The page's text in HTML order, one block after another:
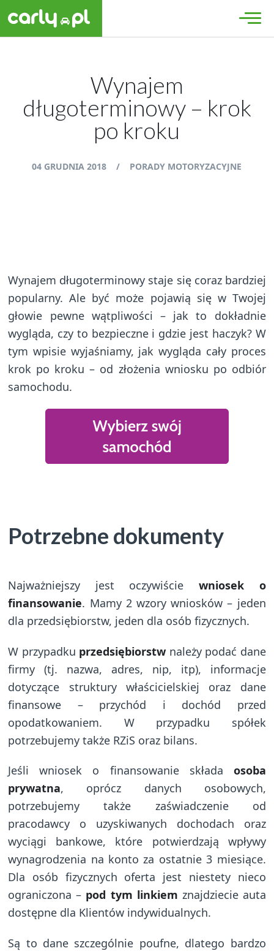
Wynajem
długoterminowy – krok
po kroku
04 GRUDNIA 2018 / PORADY MOTORYZACYJNE
Wynajem długoterminowy staje się coraz bardziej
popularny. Ale być może pojawią się w Twojej
głowie pewne wątpliwości – jak to dokładnie
wygląda, czy to bezpieczne i gdzie jest haczyk? W
tym wpisie wyjaśniamy, jak wygląda cały proces
krok po kroku – od złożenia wniosku po odbiór
samochodu.
Potrzebne dokumenty
Najważniejszy jest oczywiściewniosek o
finansowanie. Mamy 2 wzory wniosków – jeden
dla przedsiębiorstw, jeden dla osób fizycznych.
W przypadku przedsiębiorstw należy podać dane
firmy (tj. nazwa, adres, nip, itp), informacje
dotyczące struktury właścicielskiej oraz dane
finansowe – przychód i dochód przed
opodatkowaniem. W przypadku spółek
potrzebujemy także RZiS oraz bilans.
Jeśli wniosek o finansowanie składa osoba
prywatna, oprócz danych osobowych,
potrzebujemy także zaświadczenie od
pracodawcy o uzyskiwanych dochodach oraz
wyciągi bankowe, które potwierdzają wpływy
wynagrodzenia na konto za ostatnie 3 miesiące.
Dla osób fizycznych oferta jest niestety nieco
ograniczona – pod tym linkiem znajdziecie auta
dostępne dla Klientów indywidualnych.
Są to dane szczególnie poufne, dlatego bardzo